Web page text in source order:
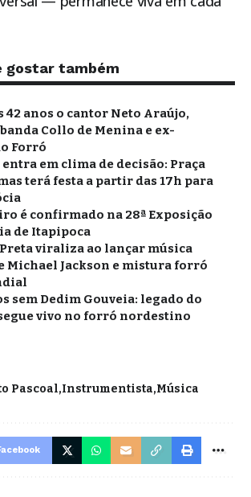
gostar também
42 anos o cantor Neto Araújo,
Collo de Menina e ex-
Forró
em clima de decisão: Praça
terá festa a partir das 17h para
é confirmado na 28ª Exposição
de Itapipoca
viraliza ao lançar música
Michael Jackson e mistura forró
sem Dedim Gouveia: legado do
vivo no forró nordestino
Pascoal Instrumentista Música